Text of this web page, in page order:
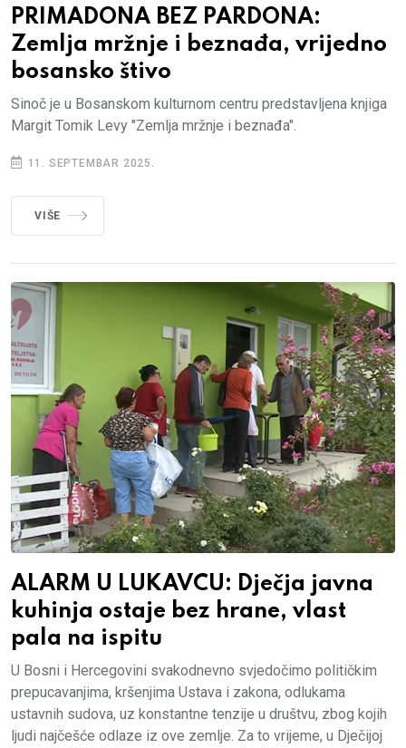
PRIMADONA BEZ PARDONA:
Zemlja mržnje i beznađa, vrijedno
bosansko štivo
Sinoč je u Bosanskom kulturnom centru predstavljena knjiga
Margit Tomik Levy "Zemlja mržnje i beznađa".
11. SEPTEMBAR 2025.
VIŠE
ALARM U LUKAVCU: Dječja javna
kuhinja ostaje bez hrane, vlast
pala na ispitu
U Bosni i Hercegovini svakodnevno svjedočimo političkim
prepucavanjima, kršenjima Ustava i zakona, odlukama
ustavnih sudova, uz konstantne tenzije u društvu, zbog kojih
ljudi najčešće odlaze iz ove zemlje. Za to vrijeme, u Dječijoj